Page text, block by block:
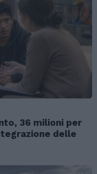
36 milioni per
delle